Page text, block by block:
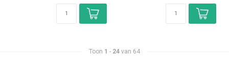
Toon 1 - 24 van 64